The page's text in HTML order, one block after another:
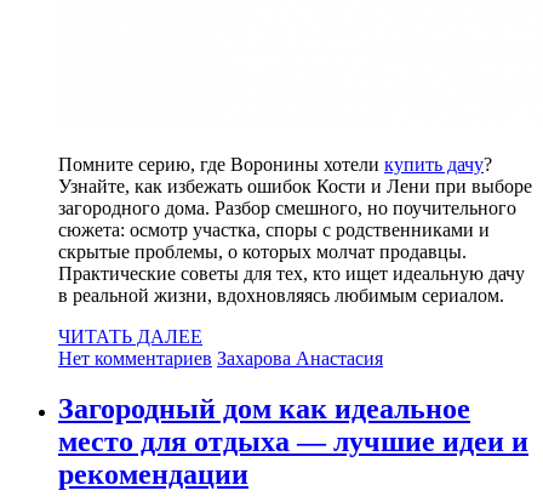
Помните серию, где Воронины хотели купить дачу?
Узнайте, как избежать ошибок Кости и Лени при выборе
загородного дома. Разбор смешного, но поучительного
сюжета: осмотр участка, споры с родственниками и
скрытые проблемы, о которых молчат продавцы.
Практические советы для тех, кто ищет идеальную дачу
в реальной жизни, вдохновляясь любимым сериалом.
ЧИТАТЬ ДАЛЕЕ
Нет комментариев Захарова Анастасия
Загородный дом как идеальное
место для отдыха — лучшие идеи и
рекомендации